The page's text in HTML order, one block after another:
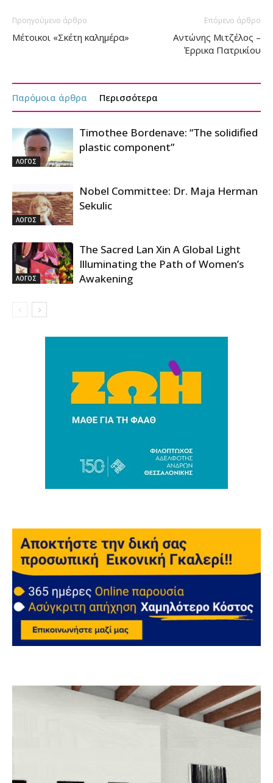
Προηγούμενο άρθρο
Μέτοικοι «Σκέτη καλημέρα»
Επόμενο άρθρο
Αντώνης Μιτζέλος –
Έρρικα Πατρικίου
Παρόμοια άρθρα Περισσότερα
ΛΟΓΟΣ
Timothee Bordenave: “The solidified
plastic component”
ΛΟΓΟΣ
Nobel Committee: Dr. Maja Herman
Sekulic
ΛΟΓΟΣ
The Sacred Lan Xin A Global Light
Illuminating the Path of Women’s
Awakening